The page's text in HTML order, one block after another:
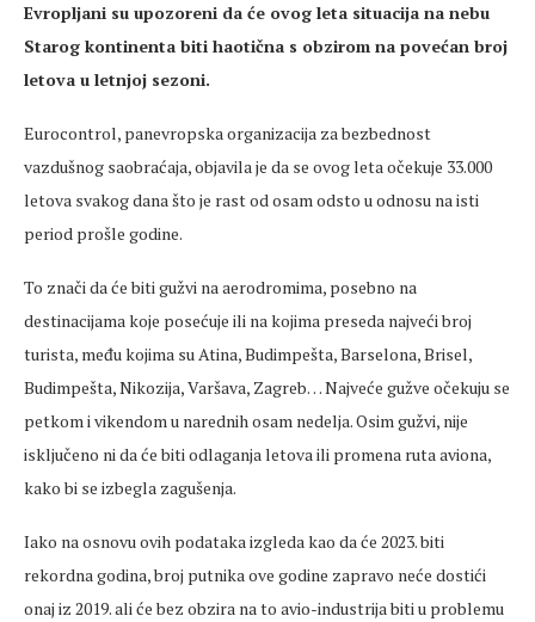
Evropljani su upozoreni da će ovog leta situacija na nebu
Starog kontinenta biti haotična s obzirom na povećan broj
letova u letnjoj sezoni.
Eurocontrol, panevropska organizacija za bezbednost
vazdušnog saobraćaja, objavila je da se ovog leta očekuje 33.000
letova svakog dana što je rast od osam odsto u odnosu na isti
period prošle godine.
To znači da će biti gužvi na aerodromima, posebno na
destinacijama koje posećuje ili na kojima preseda najveći broj
turista, među kojima su Atina, Budimpešta, Barselona, Brisel,
Budimpešta, Nikozija, Varšava, Zagreb… Najveće gužve očekuju se
petkom i vikendom u narednih osam nedelja. Osim gužvi, nije
isključeno ni da će biti odlaganja letova ili promena ruta aviona,
kako bi se izbegla zagušenja.
Iako na osnovu ovih podataka izgleda kao da će 2023. biti
rekordna godina, broj putnika ove godine zapravo neće dostići
onaj iz 2019. ali će bez obzira na to avio-industrija biti u problemu